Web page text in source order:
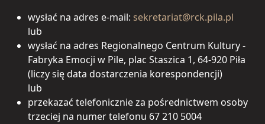
wysłać na adres e-mail: sekretariat@rck.pila.pl
lub
wysłać na adres Regionalnego Centrum Kultury -
Fabryka Emocji w Pile, plac Staszica 1, 64-920 Piła
(liczy się data dostarczenia korespondencji)
lub
przekazać telefonicznie za pośrednictwem osoby
trzeciej na numer telefonu 67 210 5004